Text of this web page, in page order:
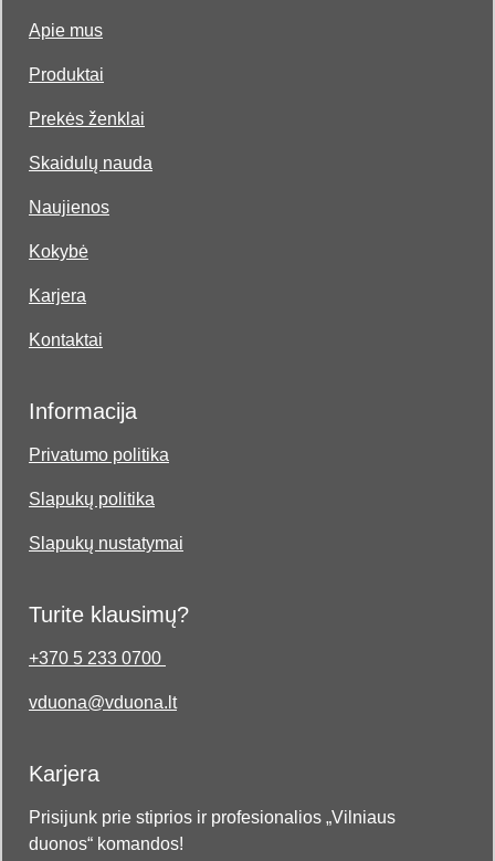
Apie mus
Produktai
Prekės ženklai
Skaidulų nauda
Naujienos
Kokybė
Karjera
Kontaktai
Informacija
Privatumo politika
Slapukų politika
Slapukų nustatymai
Turite klausimų?
+370 5 233 0700
vduona@vduona.lt
Karjera
Prisijunk prie stiprios ir profesionalios „Vilniaus
duonos“ komandos!